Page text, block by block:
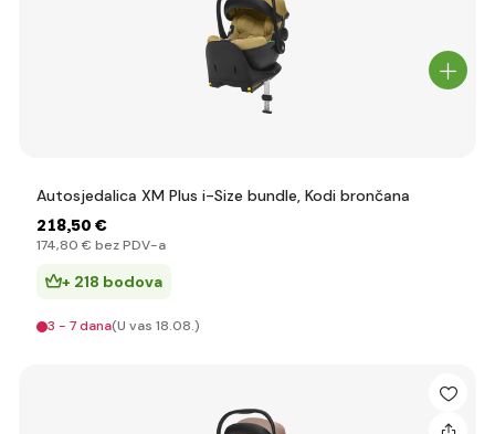
Autosjedalica XM Plus i-Size bundle, Kodi brončana
218,50 €
174,80 € bez PDV-a
+ 218 bodova
3 - 7 dana(U vas 18.08.)